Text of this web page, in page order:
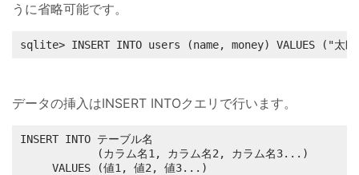
うに省略可能です。
sqlite> INSERT INTO users (name, money) VALUES ("太
データの挿入はINSERT INTOクエリで行います。
INSERT INTO テーブル名
            (カラム名1, カラム名2, カラム名3...)
     VALUES (値1, 値2, 値3...)